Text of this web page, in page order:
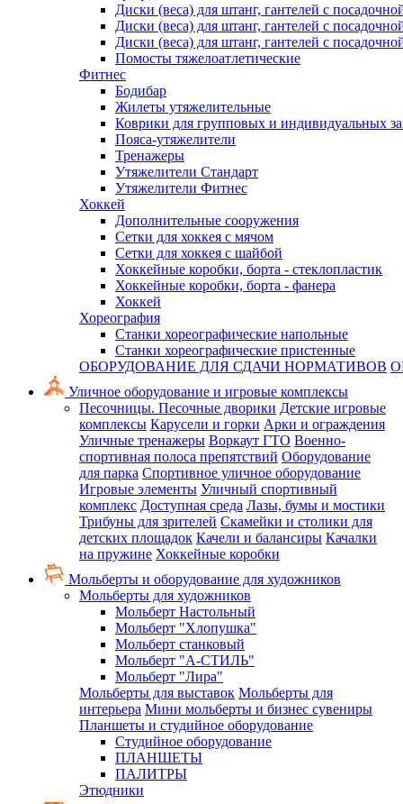
Диски (веса) для штанг, гантелей с
Диски (веса) для штанг, гантелей с
Диски (веса) для штанг, гантелей с
Помосты тяжелоатлетические
Фитнес
Бодибар
Жилеты утяжелительные
Коврики для групповых и индивидуальных
Пояса-утяжелители
Тренажеры
Утяжелители Стандарт
Утяжелители Фитнес
Хоккей
Дополнительные сооружения
Сетки для хоккея с мячом
Сетки для хоккея с шайбой
Хоккейные коробки, борта - стеклопластик
Хоккейные коробки, борта - фанера
Хоккей
Хореография
Станки хореографические напольные
Станки хореографические пристенные
ОБОРУДОВАНИЕ ДЛЯ СДАЧИ НОРМАТИВОВ
Уличное оборудование и игровые комплексы
Песочницы. Песочные дворики Детские игровые
комплексы Карусели и горки Арки и ограждения
Уличные тренажеры Воркаут ГТО Военно-
спортивная полоса препятствий Оборудование
для парка Спортивное уличное оборудование
Игровые элементы Уличный спортивный
комплекс Доступная среда Лазы, бумы и мостики
Трибуны для зрителей Скамейки и столики для
детских площадок Качели и балансиры Качалки
на пружине Хоккейные коробки
Мольберты и оборудование для художников
Мольберты для художников
Мольберт Настольный
Мольберт "Хлопушка"
Мольберт станковый
Мольберт "А-СТИЛЬ"
Мольберт "Лира"
Мольберты для выставок Мольберты для
интерьера Мини мольберты и бизнес сувениры
Планшеты и студийное оборудование
Студийное оборудование
ПЛАНШЕТЫ
ПАЛИТРЫ
Этюдники